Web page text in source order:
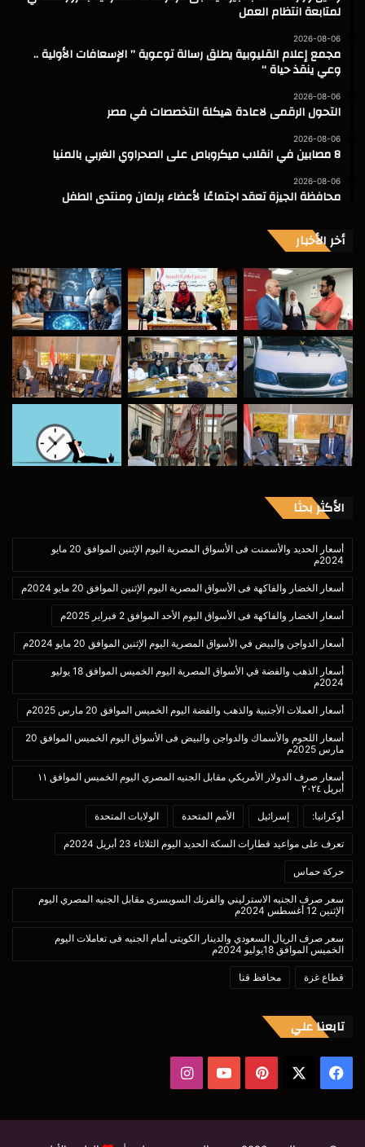
لمتابعة انتظام العمل
2026-08-06
مجمع إعلام القليوبية يطلق رسالة توعوية ” الإسعافات الأولية ..
وعي ينقذ حياة “
2026-08-06
التحول الرقمى لاعادة هيكلة التخصصات في مصر
2026-08-06
8 مصابين في انقلاب ميكروباص على الصحراوي الغربي بالمنيا
2026-08-06
محافظة الجيزة تعقد اجتماعًا لأعضاء برلمان ومنتدى الطفل
أخر الأخبار
الأكثر بحثا
أسعار الحديد والأسمنت فى الأسواق المصرية اليوم الإثنين الموافق 20 مايو
2024م
أسعار الخضار والفاكهة فى الأسواق المصرية اليوم الإثنين الموافق 20 مايو 2024م
أسعار الخضار والفاكهة فى الأسواق اليوم الأحد الموافق 2 فبراير 2025م
أسعار الدواجن والبيض في الأسواق المصرية اليوم الإثنين الموافق 20 مايو 2024م
أسعار الذهب والفضة في الأسواق المصرية اليوم الخميس الموافق 18 يوليو
2024م
أسعار العملات الأجنبية والذهب والفضة اليوم الخميس الموافق 20 مارس 2025م
أسعار اللحوم والأسماك والدواجن والبيض فى الأسواق اليوم الخميس الموافق 20
مارس 2025م
أسعار صرف الدولار الأمريكي مقابل الجنيه المصري اليوم الخميس الموافق ١١
أبريل ٢٠٢٤
أوكرانيا: إسرائيل الأمم المتحدة الولايات المتحدة
تعرف على مواعيد قطارات السكة الحديد اليوم الثلاثاء 23 أبريل 2024م
حركة حماس
سعر صرف الجنيه الاسترليني والفرنك السويسرى مقابل الجنيه المصري اليوم
الإثنين 12 أغسطس 2024م
سعر صرف الريال السعودي والدينار الكويتى أمام الجنيه فى تعاملات اليوم
الخميس الموافق 18يوليو 2024م
قطاع غزة محافظ قنا
تابعنا علي
فيسبوك بينتيريست‫YouTube